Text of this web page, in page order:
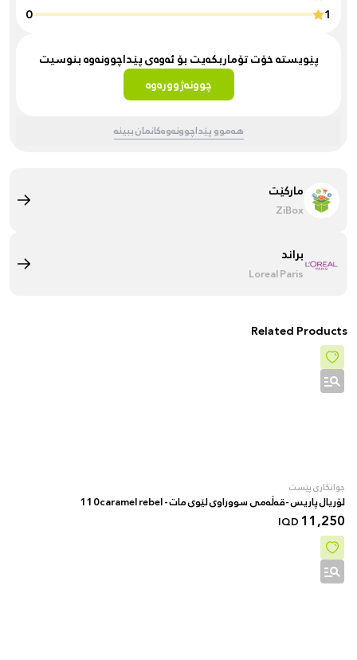
1
0
پێویستە خۆت تۆماربکەیت بۆ ئەوەی پێداچوونەوە بنوسیت
چوونەژوورەوە
هەموو پێداچوونەوەکانمان ببینە
مارکێت
ZiBox
براند
Loreal Paris
Related Products
جوانکاری پێست
لۆریال پاریس -قەڵەمی سووراوی لێوی مات - 110caramel rebel
11,250
IQD